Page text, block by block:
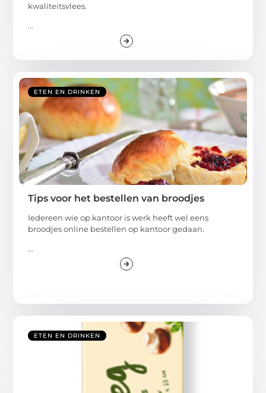
kwaliteitsvlees.
...
ETEN EN DRINKEN
Tips voor het bestellen van broodjes
Iedereen wie op kantoor is werk heeft wel eens
broodjes online bestellen op kantoor gedaan.
...
ETEN EN DRINKEN